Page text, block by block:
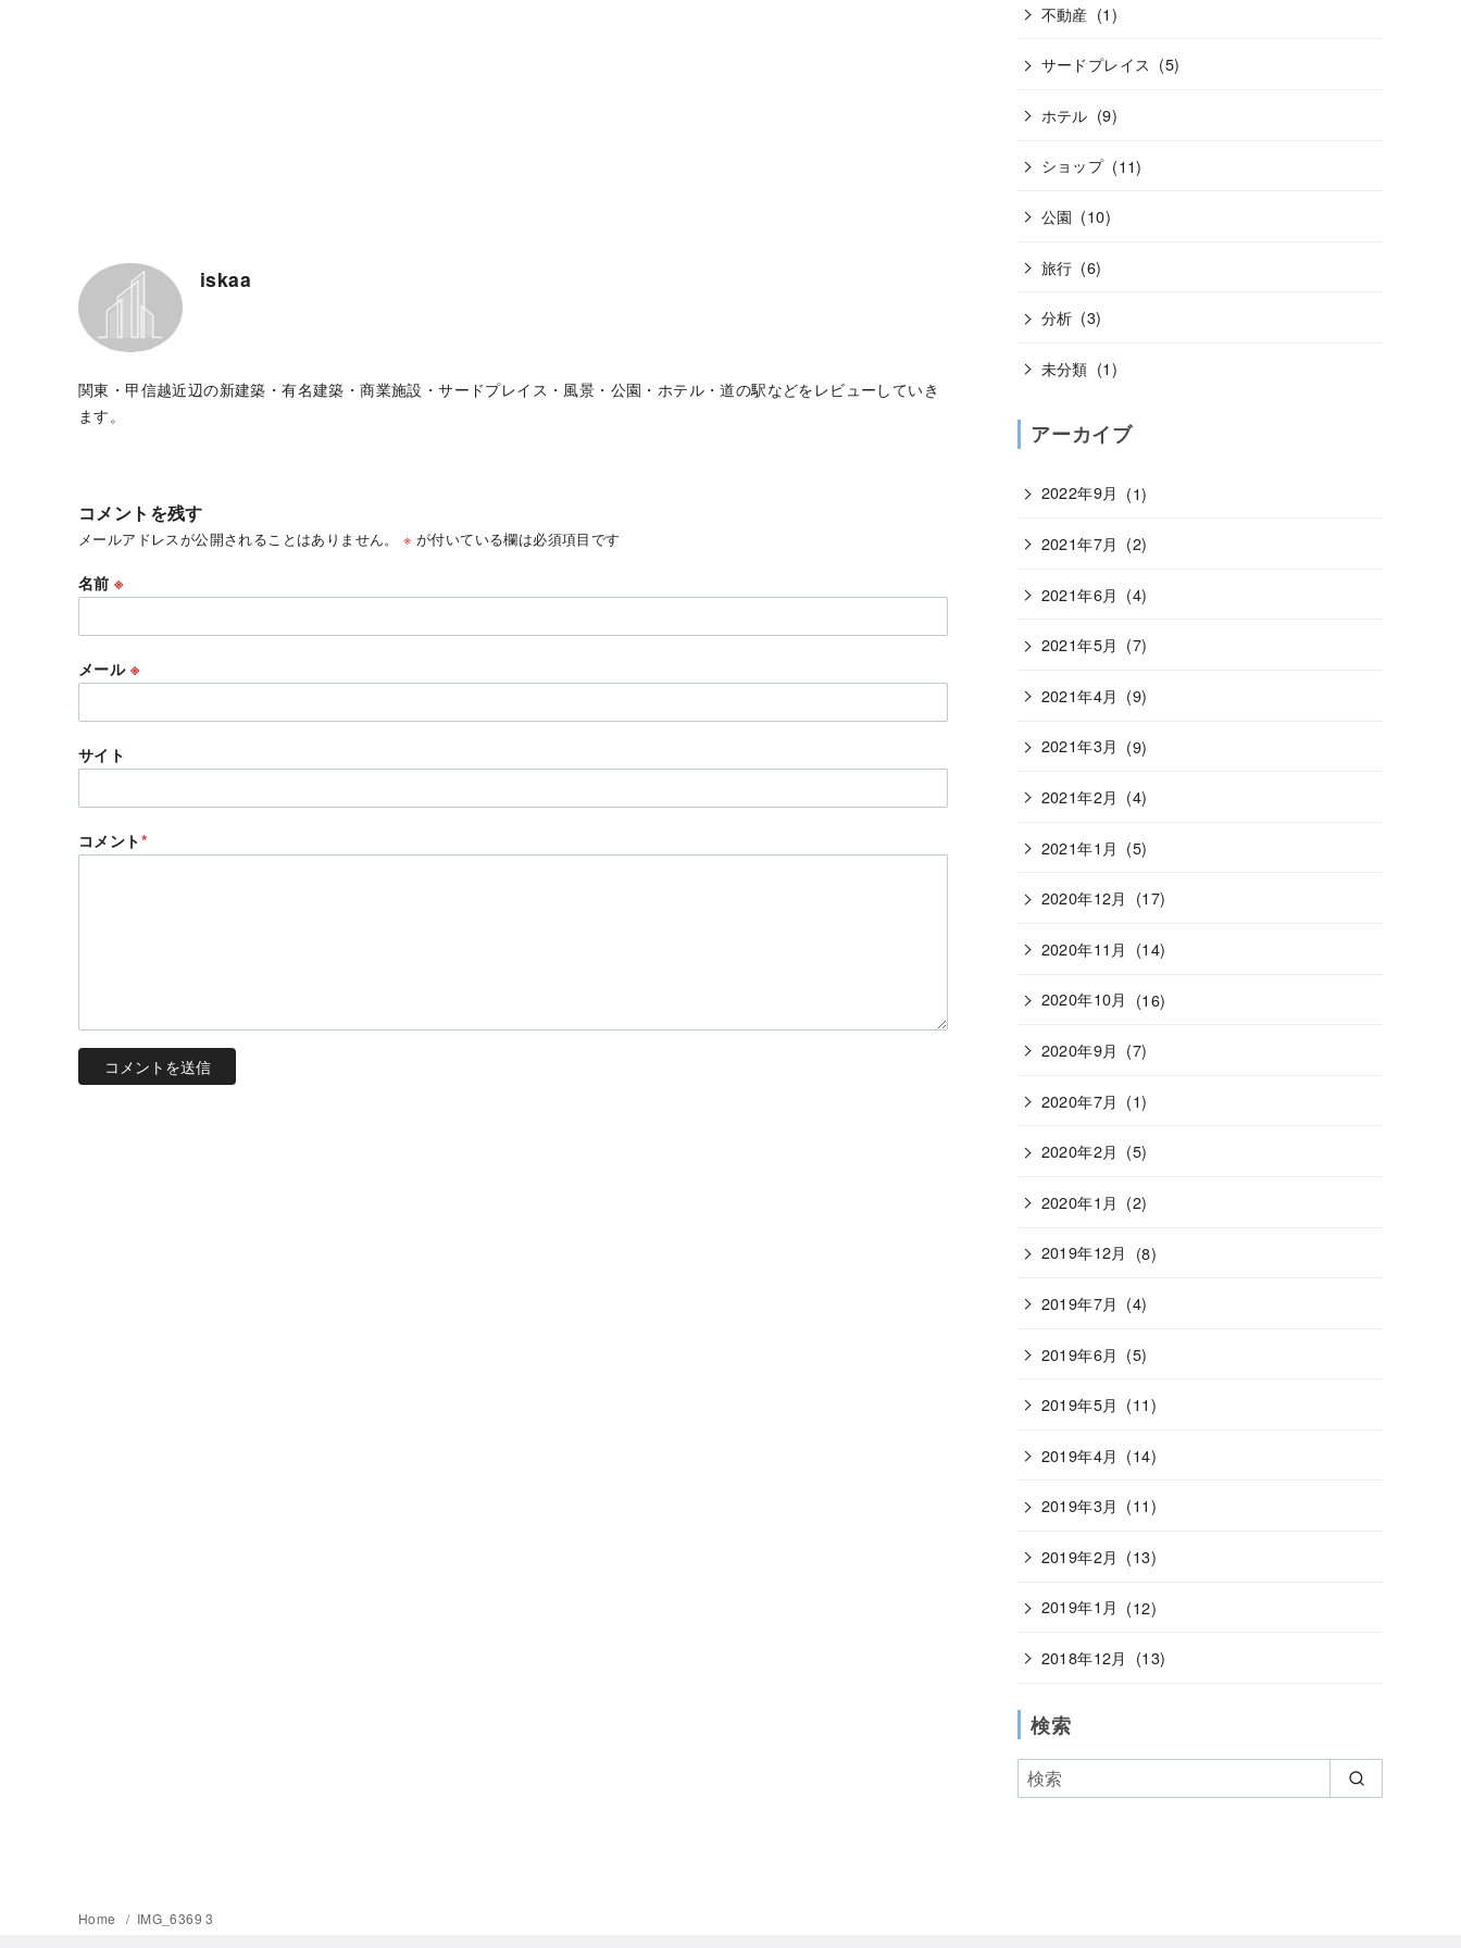
iskaa
関東・甲信越近辺の新建築・有名建築・商業施設・サードプレイス・風景・公園・ホテル・道の駅などをレビューしていき
ます。
コメントを残す
メールアドレスが公開されることはありません。 ※ が付いている欄は必須項目です
名前※
メール ※
サイト
コメント*
不動産 (1)
サードプレイス (5)
ホテル (9)
ショップ (11)
公園 (10)
旅行 (6)
分析 (3)
未分類 (1)
アーカイブ
2022年9月 (1)
2021年7月 (2)
2021年6月 (4)
2021年5月 (7)
2021年4月 (9)
2021年3月 (9)
2021年2月 (4)
2021年1月 (5)
2020年12月 (17)
2020年11月 (14)
2020年10月 (16)
2020年9月 (7)
2020年7月 (1)
2020年2月 (5)
2020年1月 (2)
2019年12月 (8)
2019年7月 (4)
2019年6月 (5)
2019年5月 (11)
2019年4月 (14)
2019年3月 (11)
2019年2月 (13)
2019年1月 (12)
2018年12月 (13)
検索
Home IMG_6369 3